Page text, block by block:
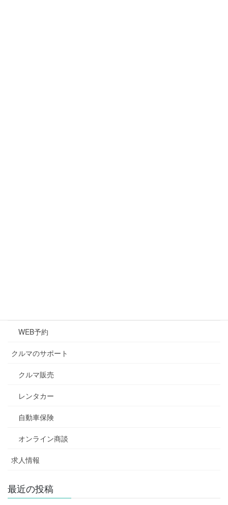
WEB予約
クルマのサポート
クルマ販売
レンタカー
自動車保険
オンライン商談
求人情報
最近の投稿